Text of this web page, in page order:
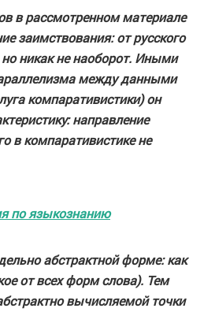
в рассмотренном материале
заимствования: от русского
никак не наоборот. Иными
между данными
компаративистики) он
направление
в компаративистике не
по языкознанию
абстрактной форме: как
от всех форм слова). Тем
вычисляемой точки